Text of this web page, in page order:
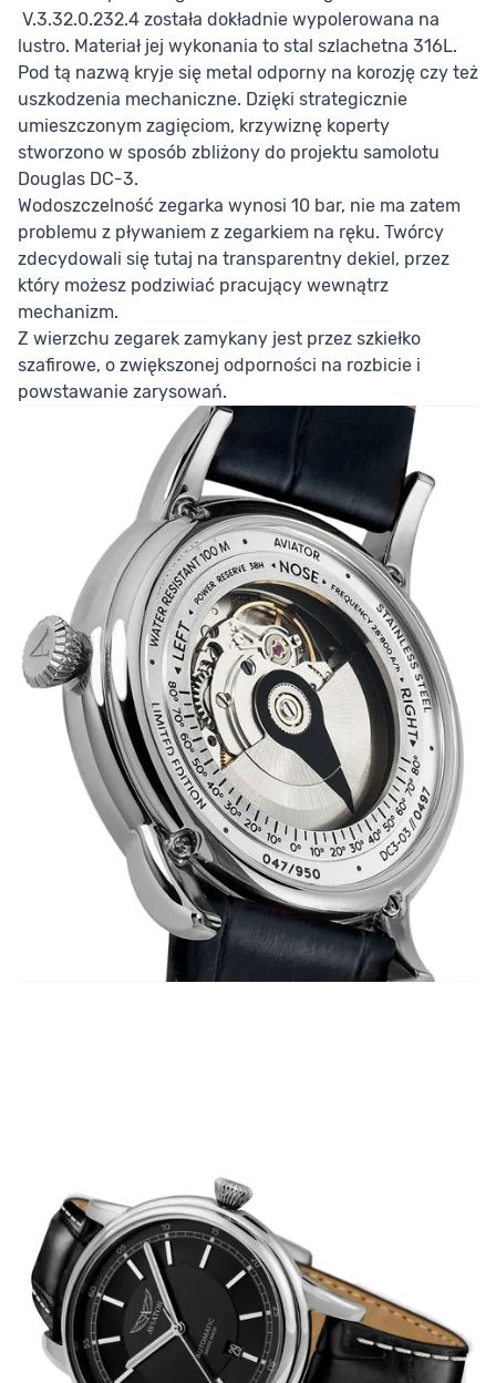
V.3.32.0.232.4 została dokładnie wypolerowana na
lustro. Materiał jej wykonania to stal szlachetna 316L.
Pod tą nazwą kryje się metal odporny na korozję czy też
uszkodzenia mechaniczne. Dzięki strategicznie
umieszczonym zagięciom, krzywiznę koperty
stworzono w sposób zbliżony do projektu samolotu
Douglas DC-3.
Wodoszczelność zegarka wynosi 10 bar, nie ma zatem
problemu z pływaniem z zegarkiem na ręku. Twórcy
zdecydowali się tutaj na transparentny dekiel, przez
który możesz podziwiać pracujący wewnątrz
mechanizm.
Z wierzchu zegarek zamykany jest przez szkiełko
szafirowe, o zwiększonej odporności na rozbicie i
powstawanie zarysowań.